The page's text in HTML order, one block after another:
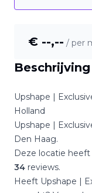
Beschrijving
Upshape |
Holland
Upshape |
Den Haag.
Deze locatie
34 reviews.
Heeft Upshape |
€ --,-- / per